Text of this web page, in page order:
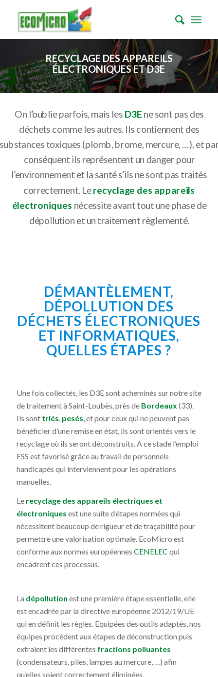
RECYCLAGE DES APPAREILS
ÉLECTRONIQUES ET D3E
On l’oublie parfois, mais les D3E ne sont pas des
déchets comme les autres. Ils contiennent des
toxiques (plomb, brome, mercure, …), et
conséquent ils représentent un danger pour
l’environnement et la santé s’ils ne sont pas traités
correctement. Lerecyclage des appareils
électroniques nécessite avant tout une phase de
dépollution et un traitement règlementé.
DÉMANTÈLEMENT,
DÉPOLLUTION DES
DÉCHETS ÉLECTRONIQUES
ET INFORMATIQUES,
QUELLES ÉTAPES ?
Une fois collectés, les D3E sont acheminés sur notre site
de traitement à Saint-Loubès, près de Bordeaux (33).
Ils sont triés pesés , et pour ceux qui ne peuvent pas
bénéficier d’une remise en état, ils sont orientés vers le
recyclage où ils seront déconstruits. A ce stade l’emploi
ESS est favorisé grâce au travail de personnels
handicapés qui interviennent pour les opérations
manuelles.
Le recyclage des appareils électriques et
électroniques est une suite d’étapes normées qui
nécessitent beaucoup de rigueur et de traçabilité pour
permettre une valorisation optimale. EcoMicro est
conforme aux normes européennes CENELEC qui
encadrent ces processus.
La dépollution est une première étape essentielle, elle
est encadrée par la directive européenne 2012/19/UE
qui en définit les règles. Equipées des outils adaptés, nos
équipes procèdent aux étapes de déconstruction puis
extraient les différentes fractions polluantes
(condensateurs, piles, lampes au mercure, …) afin
qu’elles soient correctement éliminées.